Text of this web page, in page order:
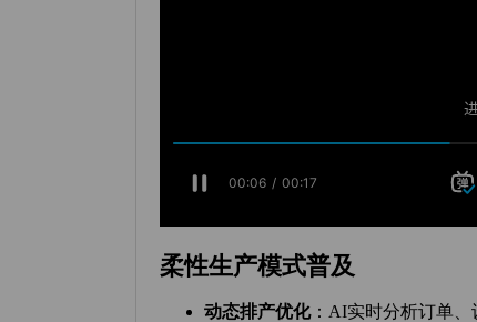
柔性生产模式普及
动态排产优化：AI实时分析订单、